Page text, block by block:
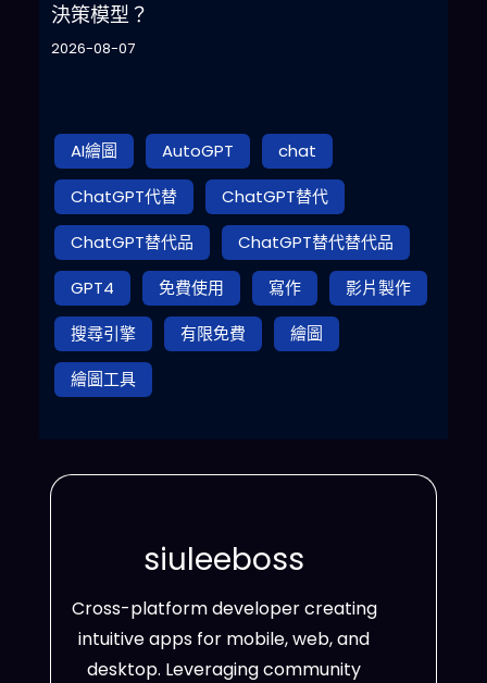
決策模型？
2026-08-07
AI繪圖 AutoGPT
chat
ChatGPT代替
ChatGPT替代
ChatGPT替代品
ChatGPT替代替代品
GPT4
免費使用 寫作
影片製作
搜尋引擎
有限免費
繪圖
繪圖工具
siuleeboss
Cross-platform developer creating
intuitive apps for mobile, web, and
desktop. Leveraging community